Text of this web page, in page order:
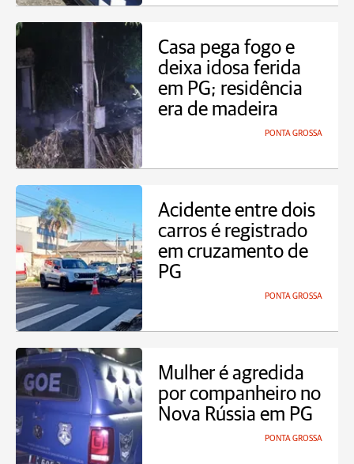
Casa pega fogo e
deixa idosa ferida
em PG; residência
era de madeira
PONTA GROSSA
Acidente entre dois
carros é registrado
em cruzamento de
PG
PONTA GROSSA
Mulher é agredida
por companheiro no
Nova Rússia em PG
PONTA GROSSA